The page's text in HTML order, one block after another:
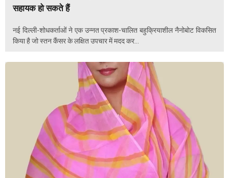
सहायक हो सकते हैं
नई दिल्ली-शोधकर्ताओं ने एक उन्नत प्रकाश-चालित बहुक्रियाशील नैनोबोट विकसित
किया है जो स्तन कैंसर के लक्षित उपचार में मदद कर...